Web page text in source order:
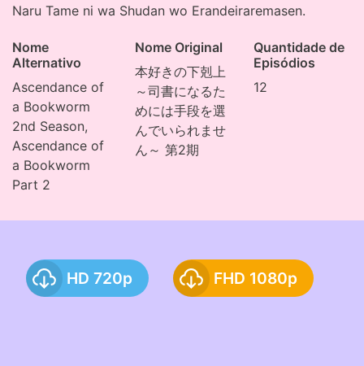
Naru Tame ni wa Shudan wo Erandeiraremasen.
Nome
Alternativo
Ascendance of
a Bookworm
2nd Season,
Ascendance of
a Bookworm
Part 2
Nome Original
本好きの下剋上
～司書になるた
めには手段を選
んでいられませ
ん～ 第2期
Quantidade de
Episódios
12
HD 720p FHD 1080p